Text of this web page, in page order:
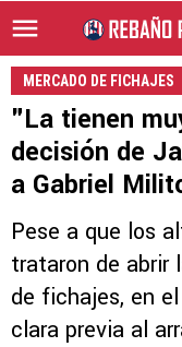
MERCADO DE FICHAJES
"La tienen
decisión de
a Gabriel
Pese a que los
trataron de abrir
de fichajes, en
clara previa al